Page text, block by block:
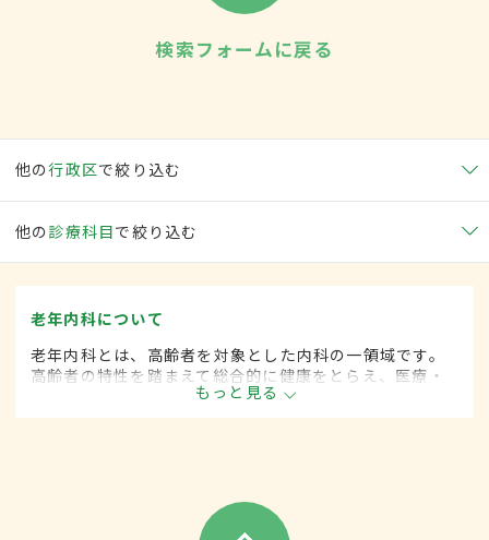
検索フォームに戻る
他の行政区で絞り込む
他の 診療科目で絞り込む
老年内科について
老年内科とは、高齢者を対象とした内科の一領域です。
高齢者の特性を踏まえて総合的に健康をとらえ、医療・
保健・福祉を統合した対応を行います。
もっと見る